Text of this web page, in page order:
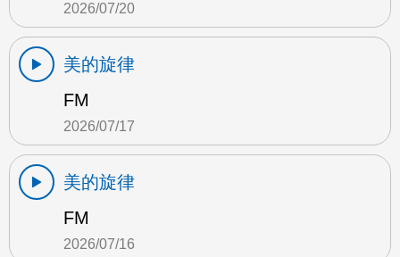
2026/07/20
美的旋律
FM
2026/07/17
美的旋律
FM
2026/07/16